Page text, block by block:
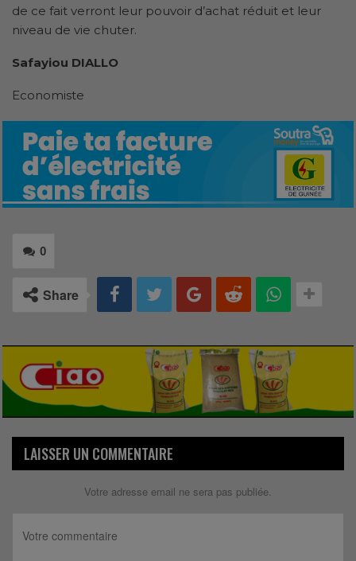
de ce fait verront leur pouvoir d’achat réduit et leur
niveau de vie chuter.
Safayiou DIALLO
Economiste
0
Share
LAISSER UN COMMENTAIRE
Votre adresse email ne sera pas publiée.